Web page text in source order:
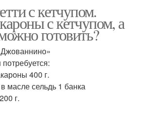
с кетчупом.
с кетчупом, а
готовить?
400 г.
масле сельдь 1 банка
г.